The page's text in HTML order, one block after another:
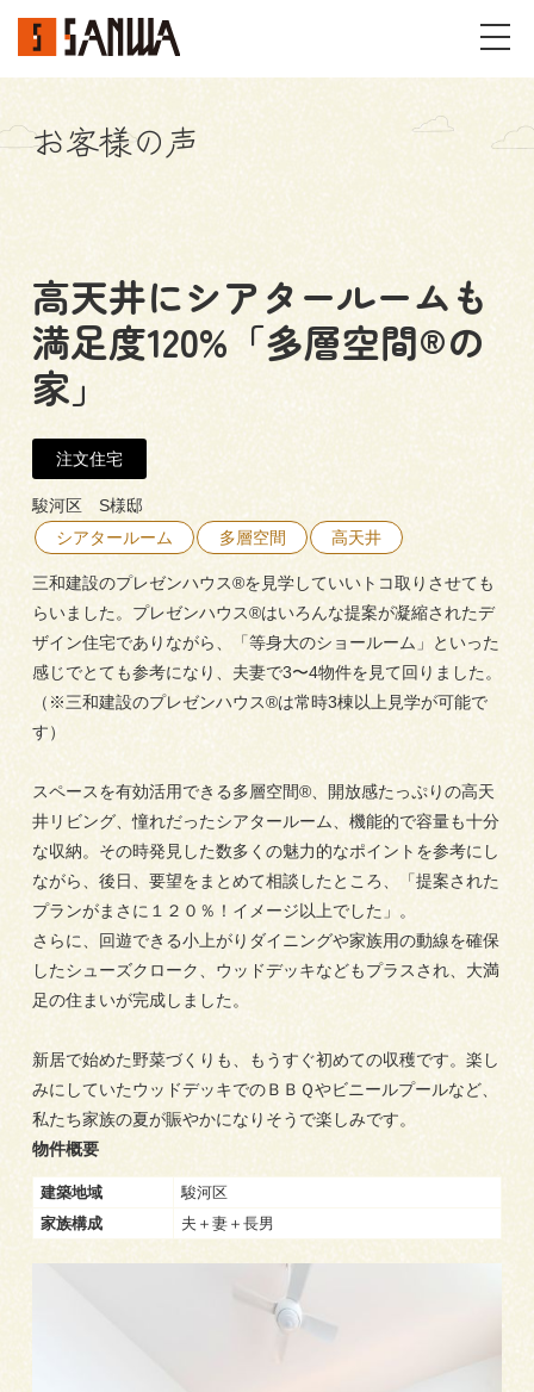
イベント・見学会
事例
施工事例 パーツギャラリー
私たちのこと
三和建設の強み
リフォーム
会社概要
採用情報
054-365-3838
受付時間／平日9:00 - 18:00
来場予約 お問い合わせ 資料請求
お客様の声
高天井にシアタールームも
満足度120%「多層空間®の
家」
注文住宅
駿河区 S様邸
シアタールーム
多層空間 高天井
三和建設のプレゼンハウス®を見学していいトコ取りさせても
らいました。プレゼンハウス®はいろんな提案が凝縮されたデ
ザイン住宅でありながら、「等身大のショールーム」といった
感じでとても参考になり、夫妻で3〜4物件を見て回りました。
（※三和建設のプレゼンハウス®は常時3棟以上見学が可能で
す）
スペースを有効活用できる多層空間®、開放感たっぷりの高天
井リビング、憧れだったシアタールーム、機能的で容量も十分
な収納。その時発見した数多くの魅力的なポイントを参考にし
ながら、後日、要望をまとめて相談したところ、「提案された
プランがまさに１２０％！イメージ以上でした」。
さらに、回遊できる小上がりダイニングや家族用の動線を確保
したシューズクローク、ウッドデッキなどもプラスされ、大満
足の住まいが完成しました。
新居で始めた野菜づくりも、もうすぐ初めての収穫です。楽し
みにしていたウッドデッキでのＢＢＱやビニールプールなど、
私たち家族の夏が賑やかになりそうで楽しみです。
建築地域
駿河区
家族構成
夫＋妻＋長男